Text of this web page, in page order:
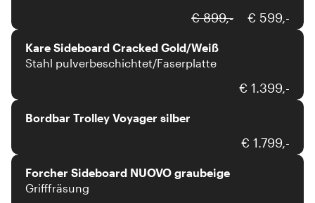
€ 899,- € 599,-
Kare
Kare Sideboard Cracked Gold/Weiß
Stahl pulverbeschichtet/Faserplatte
€ 1.399,-
Bordbar
Bordbar Trolley Voyager silber
€ 1.799,-
Forcher
Forcher Sideboard NUOVO graubeige
Grifffräsung